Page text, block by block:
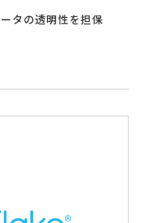
タの透明性を担保